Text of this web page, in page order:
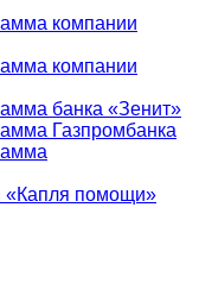
компании
компании
банка «Зенит»
Газпромбанка
«Капля помощи»